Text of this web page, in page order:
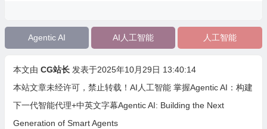
Agentic AI AI人工智能 人工智能
本文由 CG站长 发表于2025年10月29日 13:40:14
本站文章未经许可，禁止转载！ AI人工智能 掌握Agentic AI：构建
下一代智能代理+中英文字幕Agentic AI: Building the Next
Generation of Smart Agents